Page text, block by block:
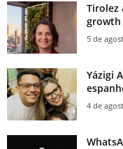
Tirolez
growth
5 de
Yázigi
4 de